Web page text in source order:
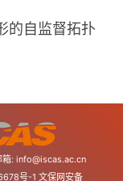
的自监督拓扑
: info@iscas.ac.cn
号-1 文保网安备